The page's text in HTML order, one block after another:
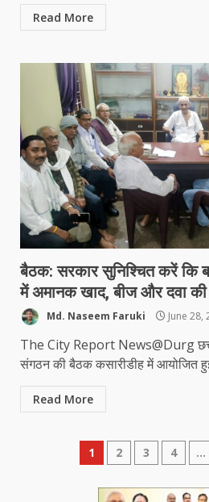
Read More
बैठक: सरकार सुनिश्चित करें कि
में अमानक खाद, बीज और दवा की
Md. Naseem Faruki June 28,
The City Report News@Durg
संगठन की बैठक कसारीडीह में आयोजित
Read More
Posts
pagination
1 2 3 4 …